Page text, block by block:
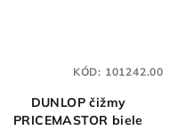
DUNLOP čižmy
PRICEMASTOR biele
KÓD: 101242.00